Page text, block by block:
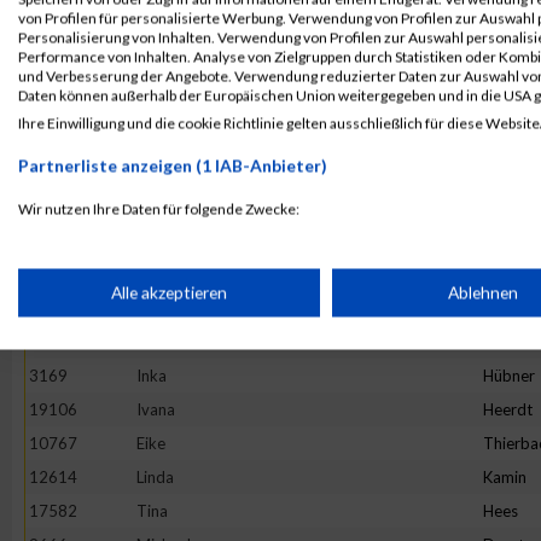
13982
Maria Ivanova
16781
Stefanie Prehm
11527
Rebecca
20265
Kinga
18782
Stephanie
10325
Ano Nym
Natalie
3169
Inka Hübner
19106
Ivana Heerdt
10767
Eike
12614
Linda Kamin
17582
Tina Hees
von Profilen für personalisierte Werbung. Verwendung von Profilen zur
Personalisierung von Inhalten. Verwendung von Profilen zur Auswahl
Performance von Inhalten. Analyse von Zielgruppen durch Statistiken oder
und Verbesserung der Angebote. Verwendung reduzierter Daten zur Auswahl
Daten können außerhalb der Europäischen Union weitergegeben und in die USA
Ihre Einwilligung und die cookie Richtlinie gelten ausschließlich für diese
Partnerliste anzeigen (1 IAB-Anbieter)
Wir nutzen Ihre Daten für folgende Zwecke:
Speichern von oder Zugriff auf Informationen auf einem
Erstellung von Profilen für personalisierte Werbung
Verwendung von Profilen zur Auswahl personalisierter Werbung
Alle akzeptieren Ablehnen